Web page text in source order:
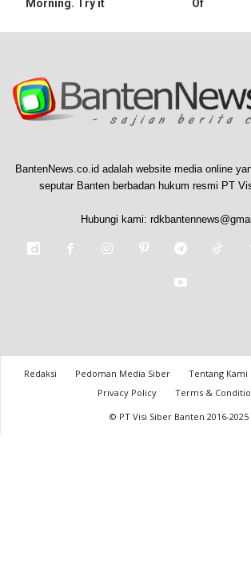
Morning. Try it
Of
BantenNews.co.id adalah website media online
seputar Banten berbadan hukum resmi PT
Hubungi kami:
Redaksi Pedoman Media Siber Tentang Kami
Privacy Policy
Terms &
© PT Visi Siber Banten 2016-2025